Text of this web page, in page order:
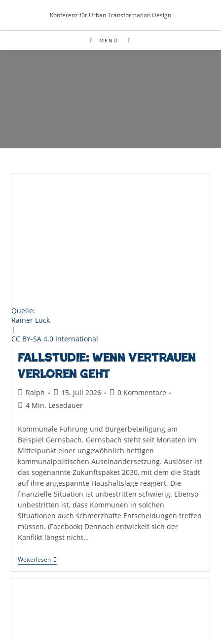
springen
Konferenz für Urban Transformation Design
MENÜ
Quelle:
Rainer Lück
|
CC BY-SA 4.0 International
Fallstudie: Wenn Vertrauen
verloren geht
Beitrags-
Autor:
Ralph
Beitrag
veröffentlicht:
15. Juli 2026
Beitrags-
0 Kommentare
Lesedauer:
4 Min. Lesedauer
Kommunale Führung und Bürgerbeteiligung am
Beispiel Gernsbach. Gernsbach steht seit Monaten im
Mittelpunkt einer ungewöhnlich heftigen
kommunalpolitischen Auseinandersetzung. Auslöser ist
das sogenannte Zukunftspaket 2030, mit dem die Stadt
auf ihre angespannte Haushaltslage reagiert. Die
finanzielle Situation ist unbestritten schwierig. Ebenso
unbestritten ist, dass Kommunen in solchen
Situationen auch schmerzhafte Entscheidungen treffen
müssen. (Facebook) Dennoch entwickelt sich der
Konflikt längst nicht…
WeiterlesenFallstudie:
Wenn